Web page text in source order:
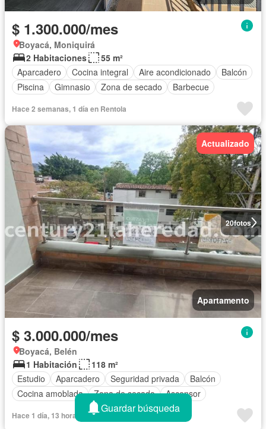
$ 1.300.000/mes
Boyacá, Moniquirá
2 Habitaciones
55 m²
Aparcadero
Cocina integral Aire acondicionado
Balcón
Piscina
Gimnasio Zona de secado Barbecue
Hace 2 semanas, 1 día en Rentola
20fotos
Actualizado
Apartamento
$ 3.000.000/mes
Boyacá, Belén
1 Habitación
118 m²
Estudio
Aparcadero Seguridad privada
Balcón
Cocina amoblada
Zona de secado Ascensor
Hace 1 día, 13 horas en Rentola
Guardar búsqueda